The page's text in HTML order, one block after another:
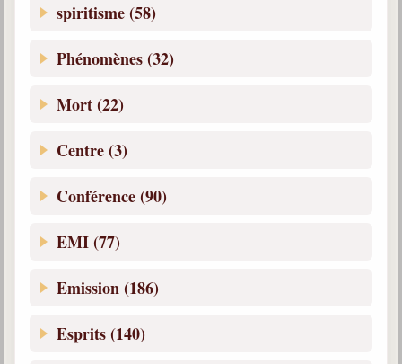
Galerie photos
Vidéoscope
Liens spirites
France
Belgique, Lux. et Canada
spiritisme (58)
Phénomènes (32)
Mort (22)
Centre (3)
Conférence (90)
EMI (77)
Emission (186)
Esprits (140)